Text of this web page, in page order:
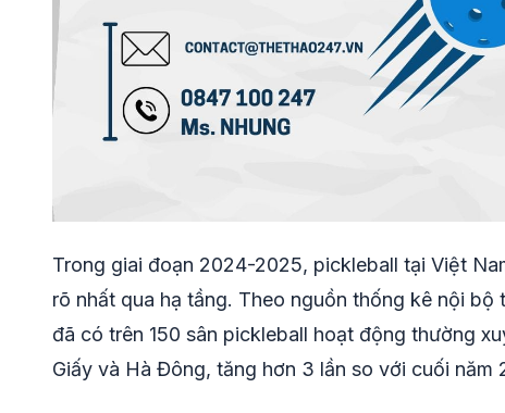
Trong giai đoạn 2024-2025, pickleball tại Việt
rõ nhất qua hạ tầng. Theo nguồn thống kê nội
đã có trên 150 sân pickleball hoạt động thường
Giấy và Hà Đông, tăng hơn 3 lần so với cuối năm